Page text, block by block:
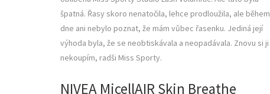
špatná. Řasy skoro nenatočila, lehce prodloužila, ale během
dne ani nebylo poznat, že mám vůbec řasenku. Jediná její
výhoda byla, že se neobtiskávala a neopadávala. Znovu si ji
nekoupím, radši Miss Sporty.
NIVEA MicellAIR Skin Breathe